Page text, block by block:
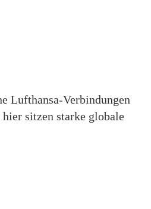
Lufthansa-Verbindungen
sitzen starke globale